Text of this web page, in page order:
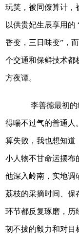
玩笑，被同僚算计，
以供贵妃生辰享用的
香变，三日味变”，
个交通和保鲜技术都
方夜谭。
李善德最初的
得喘不过气的普通人
算失败，我也想知道
小人物不甘命运摆布
他深入岭南，实地调
荔枝的采摘时间、保
环节都反复琢磨，历
韧不拔的毅力和对目